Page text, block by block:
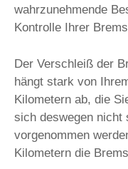
wahrzunehmende
Kontrolle Ihrer
Der Verschleiß der
hängt stark von
Kilometern ab, die
sich deswegen nicht
vorgenommen
Kilometern die